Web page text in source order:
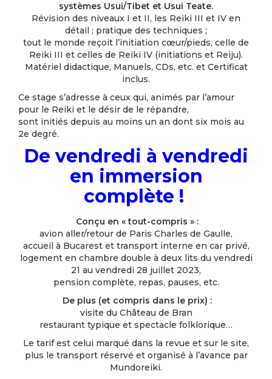
systèmes Usui/Tibet et Usui Teate.
Révision des niveaux I et II, les Reiki III et IV en
détail ; pratique des techniques ;
tout le monde reçoit l’initiation cœur/pieds, celle de
Reiki III et celles de Reiki IV (initiations et Reiju).
Matériel didactique, Manuels, CDs, etc. et Certificat
inclus.
Ce stage s’adresse à ceux qui, animés par l’amour
pour le Reiki et le désir de le répandre,
sont initiés depuis au moins un an dont six mois au
2e degré.
De vendredi à vendredi
en immersion
complète !
Conçu en « tout-compris » :
avion aller/retour de Paris Charles de Gaulle,
accueil à Bucarest et transport interne en car privé,
logement en chambre double à deux lits du vendredi
21 au vendredi 28 juillet 2023,
pension complète, repas, pauses, etc.
De plus (et compris dans le prix) :
visite du Château de Bran
restaurant typique et spectacle folklorique…
Le tarif est celui marqué dans la revue et sur le site,
plus le transport réservé et organisé à l’avance par
Mundoreiki.